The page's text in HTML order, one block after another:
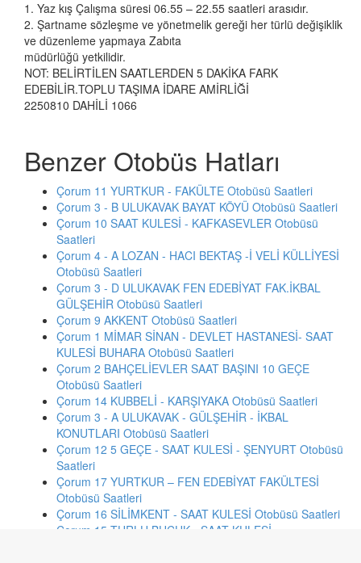
1. Yaz kış Çalışma süresi 06.55 – 22.55 saatleri arasıdır.
2. Şartname sözleşme ve yönetmelik gereği her türlü değişiklik
ve düzenleme yapmaya Zabıta
müdürlüğü yetkilidir.
NOT: BELİRTİLEN SAATLERDEN 5 DAKİKA FARK
EDEBİLİR.TOPLU TAŞIMA İDARE AMİRLİĞİ
2250810 DAHİLİ 1066
Benzer Otobüs Hatları
Çorum 11 YURTKUR - FAKÜLTE Otobüsü Saatleri
Çorum 3 - B ULUKAVAK BAYAT KÖYÜ Otobüsü Saatleri
Çorum 10 SAAT KULESİ - KAFKASEVLER Otobüsü
Saatleri
Çorum 4 - A LOZAN - HACI BEKTAŞ -İ VELİ KÜLLİYESİ
Otobüsü Saatleri
Çorum 3 - D ULUKAVAK FEN EDEBİYAT FAK.İKBAL
GÜLŞEHİR Otobüsü Saatleri
Çorum 9 AKKENT Otobüsü Saatleri
Çorum 1 MİMAR SİNAN - DEVLET HASTANESİ- SAAT
KULESİ BUHARA Otobüsü Saatleri
Çorum 2 BAHÇELİEVLER SAAT BAŞINI 10 GEÇE
Otobüsü Saatleri
Çorum 14 KUBBELİ - KARŞIYAKA Otobüsü Saatleri
Çorum 3 - A ULUKAVAK - GÜLŞEHİR - İKBAL
KONUTLARI Otobüsü Saatleri
Çorum 12 5 GEÇE - SAAT KULESİ - ŞENYURT Otobüsü
Saatleri
Çorum 17 YURTKUR – FEN EDEBİYAT FAKÜLTESİ
Otobüsü Saatleri
Çorum 16 SİLİMKENT - SAAT KULESİ Otobüsü Saatleri
Çorum 15 TURLU BUÇUK - SAAT KULESİ –